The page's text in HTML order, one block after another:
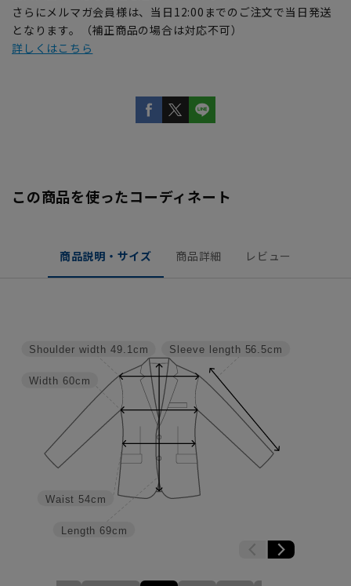
さらにメルマガ会員様は、当日12:00までのご注文で当日発送
となります。（補正商品の場合は対応不可）
詳しくはこちら
この商品を使ったコーディネート
商品説明・サイズ 商品詳細 レビュー
Sleeve length 56.5cm
Length 69cm
Waist 54cm
Width 60cm
Shoulder width 49.1cm